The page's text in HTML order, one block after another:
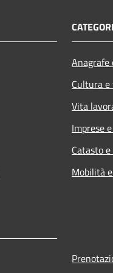
Cultura
Vita
Imprese
Catasto
Mobilità